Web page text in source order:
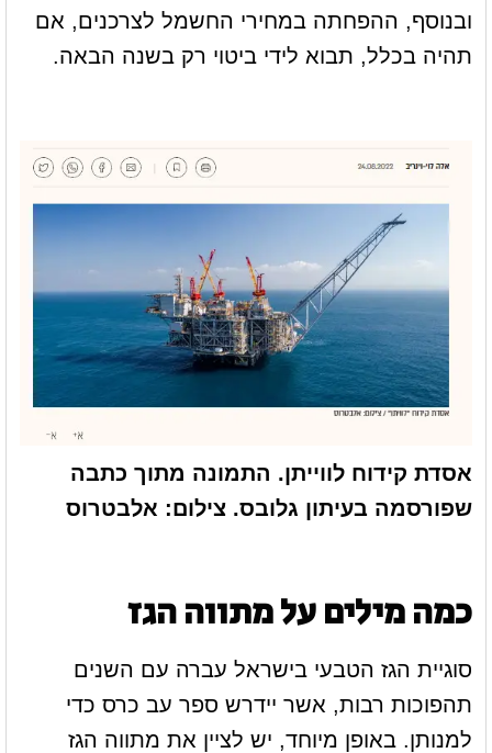
ובנוסף, ההפחתה במחירי החשמל לצרכנים, אם
תהיה בכלל, תבוא לידי ביטוי רק בשנה הבאה.
אסדת קידוח לווייתן. התמונה מתוך כתבה
שפורסמה בעיתון גלובס. צילום: אלבטרוס
כמה מילים על מתווה הגז
סוגיית הגז הטבעי בישראל עברה עם השנים
תהפוכות רבות, אשר יידרש ספר עב כרס כדי
למנותן. באופן מיוחד, יש לציין את מתווה הגז